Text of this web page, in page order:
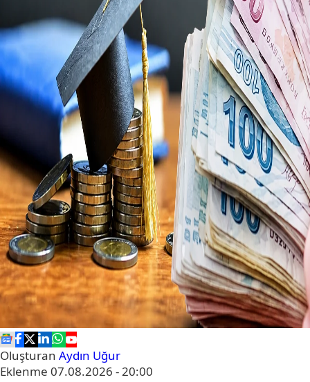
Oluşturan Aydın Uğur
Eklenme 07.08.2026 - 20:00